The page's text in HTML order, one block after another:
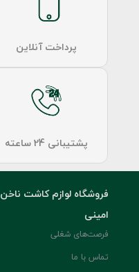
پرداخت آنلاین
پشتیبانی 24 ساعته
فروشگاه لوازم کاشت ناخن
امینی
فرصت‌های شغلی
تماس با ما